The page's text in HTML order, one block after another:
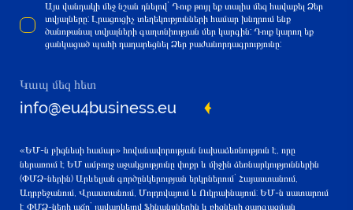
Այս վանդակի մեջ նշան դնելով` Դուք թույլ եք տալիս մեզ հավաքել Ձեր
տվյալները: Լրացուցիչ տեղեկությունների համար խնդրում ենք
ծանոթանալ տվյալների գաղտնիության մեր կարգին: Դուք կարող եք
ցանկացած պահի դադարեցնել Ձեր բաժանորդագրությունը:
Կապ մեզ հետ
info@eu4business.eu
«ԵՄ-ն բիզնեսի համար» հովանավորության նախաձեռնություն է, որը
ներառում է ԵՄ ամբողջ աջակցությունը փոքր և միջին ձեռնարկություններին
(ՓՄՁ-ներին) Արևելյան գործընկերության երկրներում` Հայաստանում,
Ադրբեջանում, Վրաստանում, Մոլդովայում և Ուկրաինայում: ԵՄ-ն սատարում
է ՓՄՁ-ների աճը` լավարկելով ֆինանսներին և բիզնեսի զարգացման